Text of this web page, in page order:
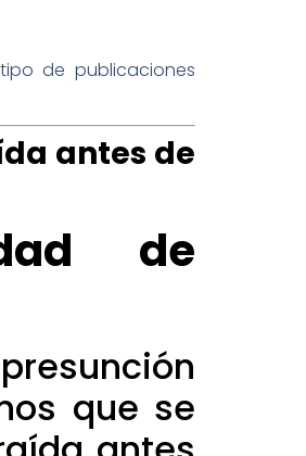
de publicaciones
antes de
de
que se